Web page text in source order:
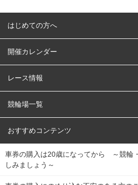
はじめての方へ
はじめての方へ
開催カレンダー
競輪
オートレース
競輪くじ
Dokanto!
チャリロトプラザ
レース情報
レース予想
レース結果
キャリーオーバー一覧
競輪場一覧
北日本 函館競輪場
関
東
弥彦競輪場 前橋競輪場 取手
おすすめコンテンツ
競輪選手情報
Perfecta Navi
車券の購入は20歳になってから ～競輪
しみましょう～